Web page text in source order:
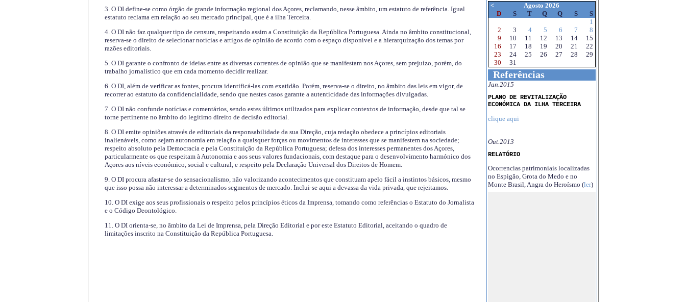
3. O DI define-se como órgão de grande informação regional dos Açores, reclamando, nesse âmbito, um estatuto de referência. Igual
estatuto reclama em relação ao seu mercado principal, que é a ilha Terceira.
4. O DI não faz qualquer tipo de censura, respeitando assim a Constituição da República Portuguesa. Ainda no âmbito constitucional,
reserva-se o direito de selecionar notícias e artigos de opinião de acordo com o espaço disponível e a hierarquização dos temas por
razões editoriais.
5. O DI garante o confronto de ideias entre as diversas correntes de opinião que se manifestam nos Açores, sem prejuízo, porém, do
trabalho jornalístico que em cada momento decidir realizar.
6. O DI, além de verificar as fontes, procura identificá-las com exatidão. Porém, reserva-se o direito, no âmbito das leis em vigor, de
recorrer ao estatuto da confidencialidade, sendo que nestes casos garante a autenticidade das informações divulgadas.
7. O DI não confunde notícias e comentários, sendo estes últimos utilizados para explicar contextos de informação, desde que tal se
torne pertinente no âmbito do legítimo direito de decisão editorial.
8. O DI emite opiniões através de editoriais da responsabilidade da sua Direção, cuja redação obedece a princípios editoriais
inalienáveis, como sejam autonomia em relação a quaisquer forças ou movimentos de interesses que se manifestem na sociedade;
respeito absoluto pela Democracia e pela Constituição da República Portuguesa; defesa dos interesses permanentes dos Açores,
particularmente os que respeitam à Autonomia e aos seus valores fundacionais, com destaque para o desenvolvimento harmónico dos
Açores aos níveis económico, social e cultural, e respeito pela Declaração Universal dos Direitos de Homem.
9. O DI procura afastar-se do sensacionalismo, não valorizando acontecimentos que constituam apelo fácil a instintos básicos, mesmo
que isso possa não interessar a determinados segmentos de mercado. Inclui-se aqui a devassa da vida privada, que rejeitamos.
10. O DI exige aos seus profissionais o respeito pelos princípios éticos da Imprensa, tomando como referências o Estatuto do Jornalista
e o Código Deontológico.
11. O DI orienta-se, no âmbito da Lei de Imprensa, pela Direção Editorial e por este Estatuto Editorial, aceitando o quadro de
limitações inscrito na Constituição da República Portuguesa.
<
Agosto 2026
D
S T Q Q S
S
1
2
3 4 5 6 7
8
9
10 11 12 13 14
15
16
17 18 19 20 21
22
23
24 25 26 27 28
29
30
31
Referências
Jan.2015
PLANO DE REVITALIZAÇÃO
ECONÓMICA DA ILHA TERCEIRA
clique aqui
Out.2013
RELATÓRIO
Ocorrencias patrimoniais localizadas
no Espigão, Grota do Medo e no
Monte Brasil, Angra do Heroísmo (ler)